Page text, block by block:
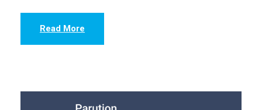
Read More